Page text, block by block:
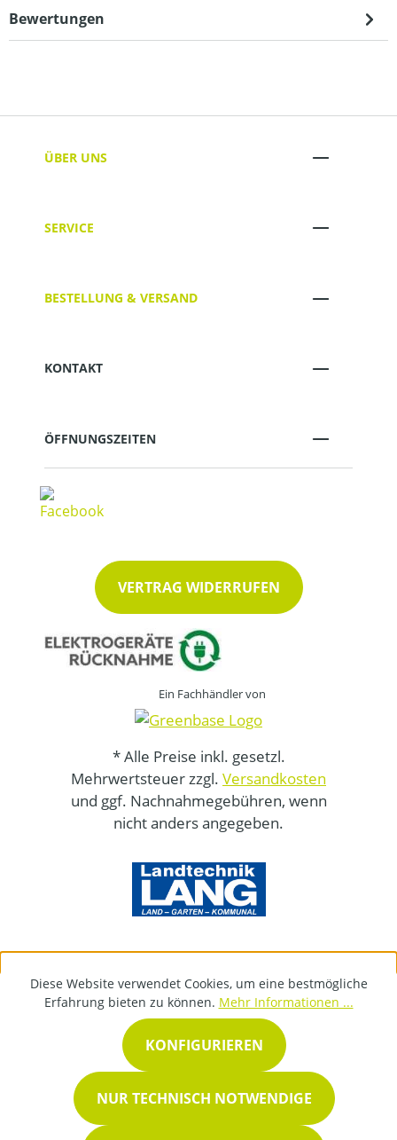
Bewertungen
ÜBER UNS
SERVICE
BESTELLUNG & VERSAND
KONTAKT
ÖFFNUNGSZEITEN
VERTRAG WIDERRUFEN
Ein Fachhändler von
* Alle Preise inkl. gesetzl.
Mehrwertsteuer zzgl. Versandkosten
und ggf. Nachnahmegebühren, wenn
nicht anders angegeben.
Diese Website verwendet Cookies, um eine bestmögliche
Erfahrung bieten zu können. Mehr Informationen ...
NUR TECHNISCH NOTWENDIGE
KONFIGURIEREN